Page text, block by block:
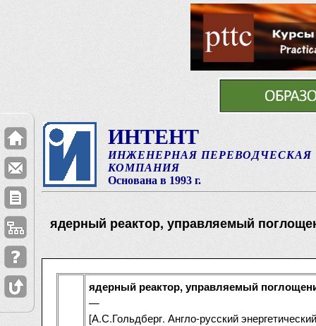
ИНТЕНТ
ИНЖЕНЕРНАЯ ПЕРЕВОДЧЕСКАЯ
КОМПАНИЯ
Основана в 1993 г.
ядерный реактор, управляемый
ядерный реактор, управляемый
—
[А.С.Гольдберг. Англо-русский